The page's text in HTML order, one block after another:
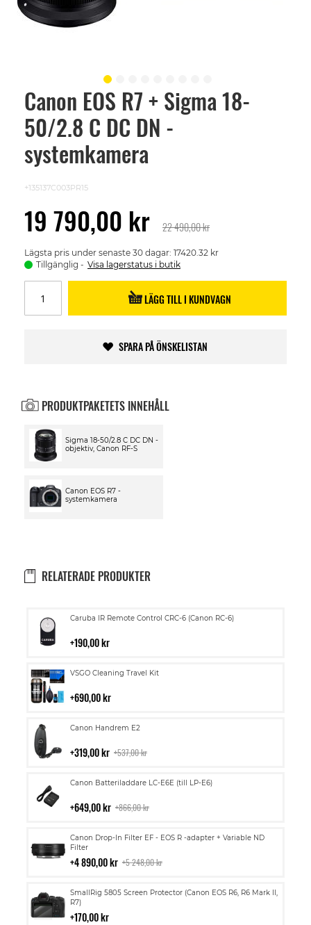
Canon EOS R7 + Sigma 18-
50/2.8 C DC DN -
systemkamera
+135137C003PR15
19 790,00 kr 22 490,00 kr
Lägsta pris under senaste 30 dagar: 17420.32 kr
Tillgänglig
Visa lagerstatus i butik
LÄGG TILL I KUNDVAGN
SPARA PÅ ÖNSKELISTAN
PRODUKTPAKETETS INNEHÅLL
Sigma 18-50/2.8 C DC DN -
objektiv, Canon RF-S
Canon EOS R7 -
systemkamera
RELATERADE PRODUKTER
Caruba IR Remote Control CRC-6 (Canon RC-6)
190,00 kr
Lägg
i
VSGO Cleaning Travel Kit
690,00 kr
Lägg
i
Canon Handrem E2
319,00 kr 537,00 kr
Lägg
i
Canon Batteriladdare LC-E6E (till LP-E6)
649,00 kr 866,00 kr
Lägg
i
Canon Drop-In Filter EF - EOS R -adapter + Variable ND
Filter
4 890,00 kr 5 248,00 kr
Lägg
till
i
SmallRig 5805 Screen Protector (Canon EOS R6, R6 Mark II,
R7)
170,00 kr
Lägg
till
i
Skip
beginning
images